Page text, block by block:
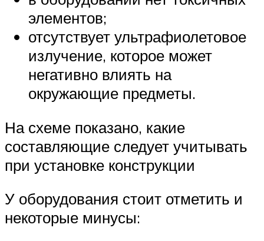
элементов;
отсутствует ультрафиолетовое
излучение, которое может
негативно влиять на
окружающие предметы.
На схеме показано, какие
составляющие следует учитывать
при установке конструкции
У оборудования стоит отметить и
некоторые минусы: